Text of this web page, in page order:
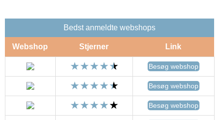
Bedst anmeldte webshops
Webshop Stjerner Link
Besøg webshop
Besøg webshop
Besøg webshop